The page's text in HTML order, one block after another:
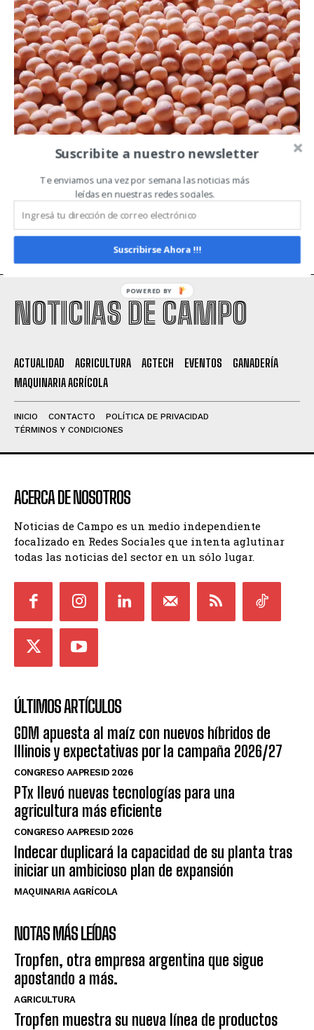
QUIERO SUSCRIBIRME
Leí y acepto laPolítica de Privacidad.
Compra de semilla autógama
fiscalizada con beneficios fiscales
AGRICULTURA
NOTICIAS DE CAMPO
ACTUALIDAD AGRICULTURA AGTECH EVENTOS
GANADERÍA
MAQUINARIA AGRÍCOLA
INICIO CONTACTO
POLÍTICA DE PRIVACIDAD
TÉRMINOS Y CONDICIONES
ACERCA DE NOSOTROS
Noticias de Campo es un medio independiente
focalizado en Redes Sociales que intenta aglutinar
todas las noticias del sector en un sólo lugar.
ÚLTIMOS ARTÍCULOS
GDM apuesta al maíz con nuevos híbridos de
Illinois y expectativas por la campaña 2026/27
CONGRESO AAPRESID 2026
PTx llevó nuevas tecnologías para una
agricultura más eficiente
CONGRESO AAPRESID 2026
Indecar duplicará la capacidad de su planta tras
iniciar un ambicioso plan de expansión
MAQUINARIA AGRÍCOLA
NOTAS MÁS LEÍDAS
Tropfen, otra empresa argentina que sigue
apostando a más.
AGRICULTURA
Tropfen muestra su nueva línea de productos
Suscribite a nuestro newsletter
Te enviamos una vez por semana las noticias más
leídas en nuestras redes sociales.
Suscribirse Ahora !!!
POWERED BY